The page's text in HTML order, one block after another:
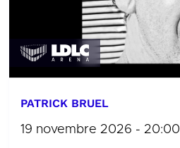
PATRICK BRUEL
19 novembre 2026 - 20:00